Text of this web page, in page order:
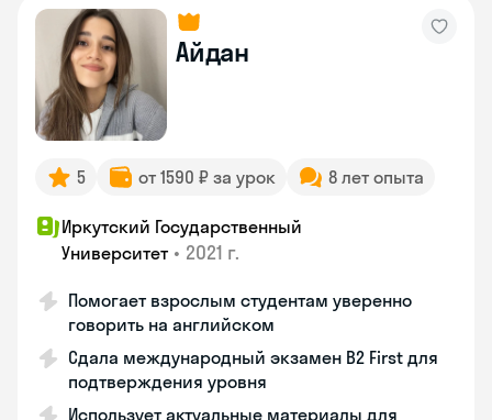
Айдан
5 от 1590 ₽ за урок 8 лет опыта
Иркутский Государственный
Университет • 2021 г.
Помогает взрослым студентам уверенно
говорить на английском
Сдала международный экзамен B2 First для
подтверждения уровня
Использует актуальные материалы для